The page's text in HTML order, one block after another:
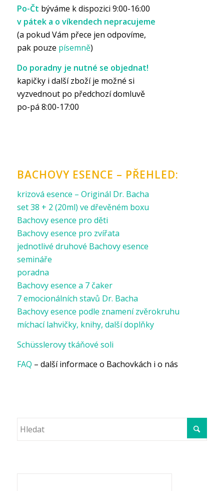
Po-Čt býváme k dispozici 9:00-16:00
v pátek a o víkendech nepracujeme
(a pokud Vám přece jen odpovíme,
pak pouze písemně)
Do poradny je nutné se objednat!
kapičky i další zboží je možné si
vyzvednout po předchozí domluvě
po-pá 8:00-17:00
BACHOVY ESENCE – PŘEHLED:
krizová esence – Originál Dr. Bacha
set 38 + 2 (20ml) ve dřevěném boxu
Bachovy esence pro děti
Bachovy esence pro zvířata
jednotlivé druhové Bachovy esence
semináře
poradna
Bachovy esence a 7 čaker
7 emocionálních stavů Dr. Bacha
Bachovy esence podle znamení zvěrokruhu
míchací lahvičky, knihy, další doplňky
Schüsslerovy tkáňové soli
FAQ – další informace o Bachovkách i o nás